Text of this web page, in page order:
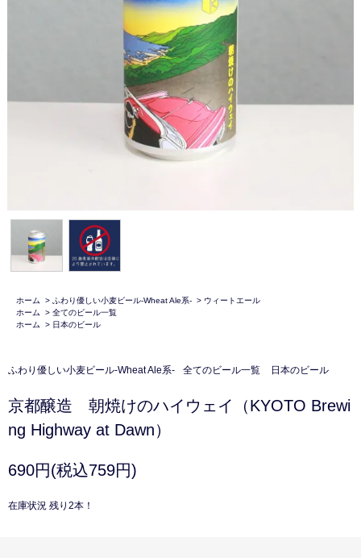
ホーム > ふわり優しい小麦ビール-Wheat Ale系- > ウィートエール
ホーム
> 全てのビール一覧
ホーム
> 日本のビール
ふわり優しい小麦ビール-Wheat Ale系- 全てのビール一覧 日本のビール
京都醸造 朝焼けのハイウェイ（KYOTO Brewi
ng Highway at Dawn）
690円(税込759円)
在庫状況 残り2本！